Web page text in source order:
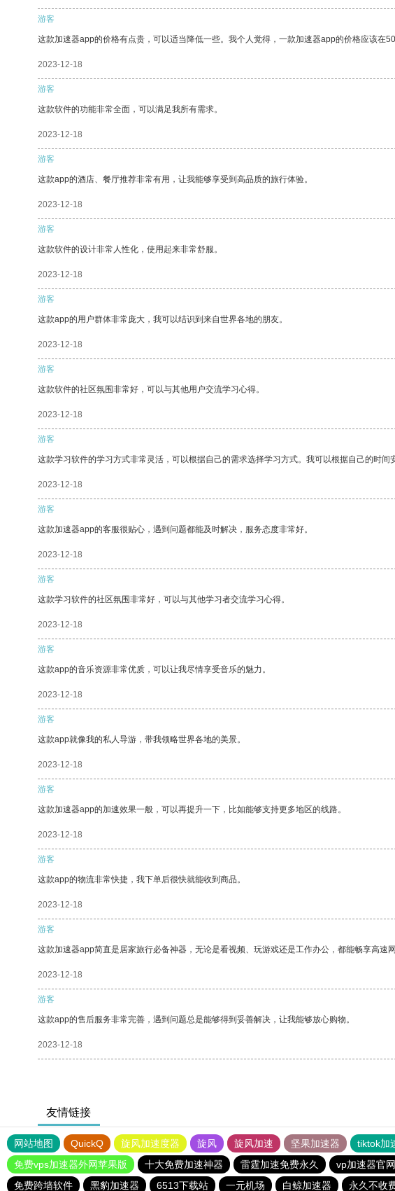
游客
这款加速器app的价格有点贵，可以适当降低一些。我个人觉得，一款加速器app的价格应该在50
2023-12-18
游客
这款软件的功能非常全面，可以满足我所有需求。
2023-12-18
游客
这款app的酒店、餐厅推荐非常有用，让我能够享受到高品质的旅行体验。
2023-12-18
游客
这款软件的设计非常人性化，使用起来非常舒服。
2023-12-18
游客
这款app的用户群体非常庞大，我可以结识到来自世界各地的朋友。
2023-12-18
游客
这款软件的社区氛围非常好，可以与其他用户交流学习心得。
2023-12-18
游客
这款学习软件的学习方式非常灵活，可以根据自己的需求选择学习方式。我可以根据自己的时间
2023-12-18
游客
这款加速器app的客服很贴心，遇到问题都能及时解决，服务态度非常好。
2023-12-18
游客
这款学习软件的社区氛围非常好，可以与其他学习者交流学习心得。
2023-12-18
游客
这款app的音乐资源非常优质，可以让我尽情享受音乐的魅力。
2023-12-18
游客
这款app就像我的私人导游，带我领略世界各地的美景。
2023-12-18
游客
这款加速器app的加速效果一般，可以再提升一下，比如能够支持更多地区的线路。
2023-12-18
游客
这款app的物流非常快捷，我下单后很快就能收到商品。
2023-12-18
游客
这款加速器app简直是居家旅行必备神器，无论是看视频、玩游戏还是工作办公，都能畅享高速
2023-12-18
游客
这款app的售后服务非常完善，遇到问题总是能够得到妥善解决，让我能够放心购物。
2023-12-18
友情链接
网站地图 QuickQ 旋风加速度器 旋风 旋风加速 坚果加速器 tiktok加
免费vps加速器外网苹果版
十大免费加速神器 雷霆加速免费永久 vp加速器官网
免费跨墙软件
黑豹加速器 6513下载站 一元机场 白鲸加速器 永久不收